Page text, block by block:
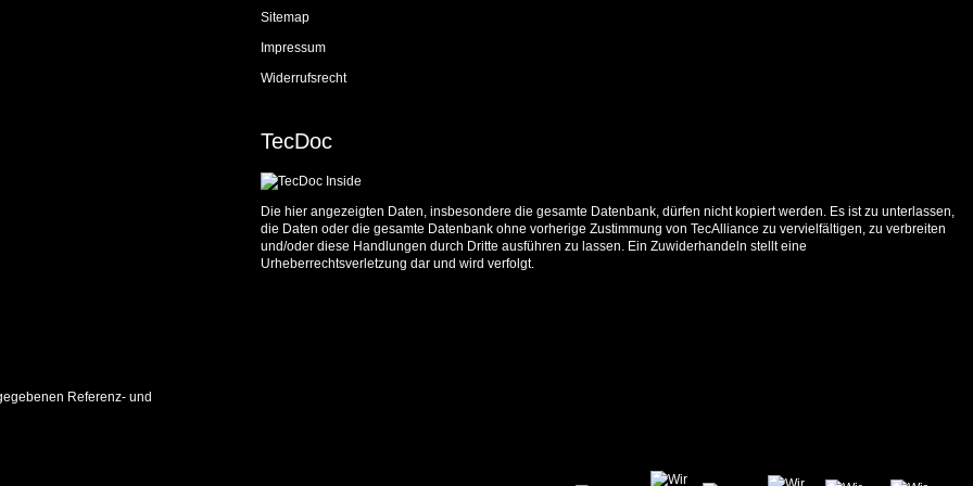
Sitemap
Impressum
Widerrufsrecht
TecDoc
Die hier angezeigten Daten, insbesondere die gesamte Datenbank, dürfen nicht kopiert werden. Es ist zu unterlassen,
die Daten oder die gesamte Datenbank ohne vorherige Zustimmung von TecAlliance zu vervielfältigen, zu verbreiten
und/oder diese Handlungen durch Dritte ausführen zu lassen. Ein Zuwiderhandeln stellt eine
Urheberrechtsverletzung dar und wird verfolgt.
Referenz- und